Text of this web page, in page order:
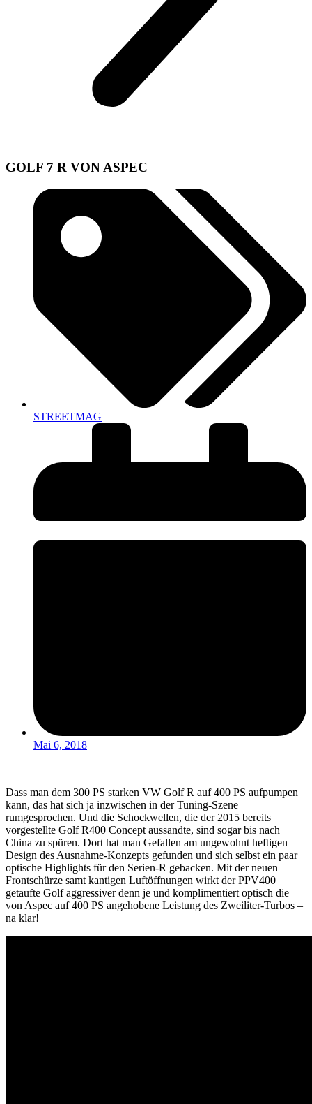
GOLF 7 R VON ASPEC
STREETMAG
Mai 6, 2018
Dass man dem 300 PS starken VW Golf R auf 400 PS aufpumpen
kann, das hat sich ja inzwischen in der Tuning-Szene
rumgesprochen. Und die Schockwellen, die der 2015 bereits
vorgestellte Golf R400 Concept aussandte, sind sogar bis nach
China zu spüren. Dort hat man Gefallen am ungewohnt heftigen
Design des Ausnahme-Konzepts gefunden und sich selbst ein paar
optische Highlights für den Serien-R gebacken. Mit der neuen
Frontschürze samt kantigen Luftöffnungen wirkt der PPV400
getaufte Golf aggressiver denn je und komplimentiert optisch die
von Aspec auf 400 PS angehobene Leistung des Zweiliter-Turbos –
na klar!